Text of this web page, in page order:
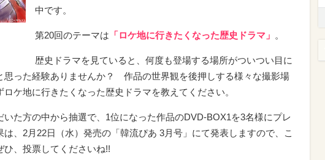
中です。
第20回のテーマは 「ロケ地に行きたくなった歴史ドラマ」 。
歴史ドラマを見ていると、何度も登場する場所がついつい目に
思った経験ありませんか？ 作品の世界観を後押しする様々な撮影場
ケ地に行きたくなった歴史ドラマを教えてください。
た方の中から抽選で、1位になった作品のDVD-BOX1を3名様にプレ
、2月22日（水）発売の「韓流ぴあ 3月号」にて発表しますので、こ
、投票してくださいね!!